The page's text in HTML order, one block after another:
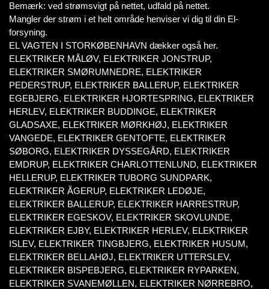
Bemærk: ved strømsvigt på nettet, udfald på nettet.
Mangler der strøm i et helt område henviser vi dig til din El-
forsyning.
EL VAGTEN I STORKØBENHAVN dækker også her.
ELEKTRIKER MÅLØV, ELEKTRIKER JONSTRUP,
ELEKTRIKER SMØRUMNEDRE, ELEKTRIKER
PEDERSTRUP, ELEKTRIKER BALLERUP, ELEKTRIKER
EGEBJERG, ELEKTRIKER HJORTESPRING, ELEKTRIKER
HERLEV, ELEKTRIKER BUDDINGE, ELEKTRIKER
GLADSAXE, ELEKTRIKER MØRKHØJ, ELEKTRIKER
VANGEDE, ELEKTRIKER GENTOFTE, ELEKTRIKER
SØBORG, ELEKTRIKER DYSSEGÅRD, ELEKTRIKER
EMDRUP, ELEKTRIKER CHARLOTTENLUND, ELEKTRIKER
HELLERUP, ELEKTRIKER TUBORG SUNDPARK,
ELEKTRIKER ÅGERUP, ELEKTRIKER LEDØJE,
ELEKTRIKER BALLERUP, ELEKTRIKER HARRESTRUP,
ELEKTRIKER EGESKOV, ELEKTRIKER SKOVLUNDE,
ELEKTRIKER EJBY, ELEKTRIKER HERLEV, ELEKTRIKER
ISLEV, ELEKTRIKER TINGBJERG, ELEKTRIKER HUSUM,
ELEKTRIKER BELLAHØJ, ELEKTRIKER UTTERSLEV,
ELEKTRIKER BISPEBJERG, ELEKTRIKER RYPARKEN,
ELEKTRIKER SVANEMØLLEN, ELEKTRIKER NØRREBRO,